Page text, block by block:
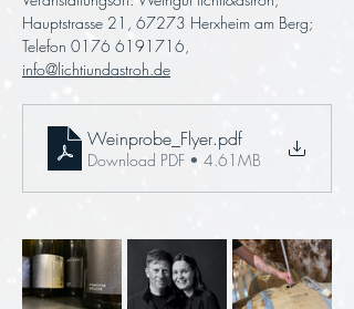
Hauptstrasse 21, 67273 Herxheim am Berg;
Telefon 0176 6191716,
info@lichtiundastroh.de
Weinprobe_Flyer.pdf
Download PDF • 4.61MB